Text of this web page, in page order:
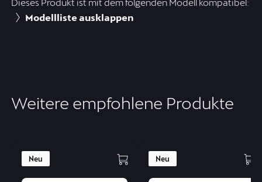
Modellliste ausklappen
Weitere empfohlene Produkte
Neu Neu